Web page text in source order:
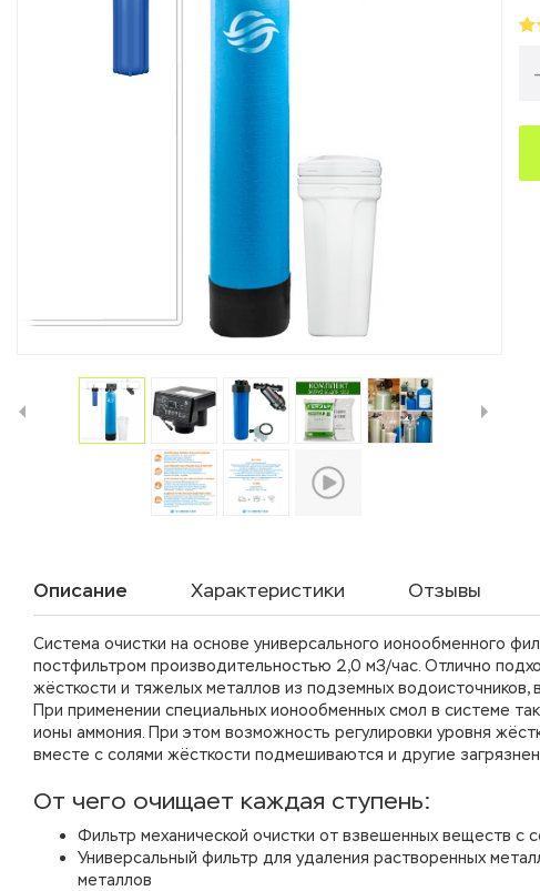
-
Описание Характеристики Отзывы
Система очистки на основе универсального ионообменного
постфильтром производительностью 2,0 м3/час. Отлично
жёсткости и тяжелых металлов из подземных
При применении специальных ионообменных смол в системе
ионы аммония. При этом возможность регулировки уровня
вместе с солями жёсткости подмешиваются и другие
От чего очищает каждая ступень:
Фильтр механической очистки от взвешенных веществ с
Универсальный фильтр для удаления растворенных
металлов